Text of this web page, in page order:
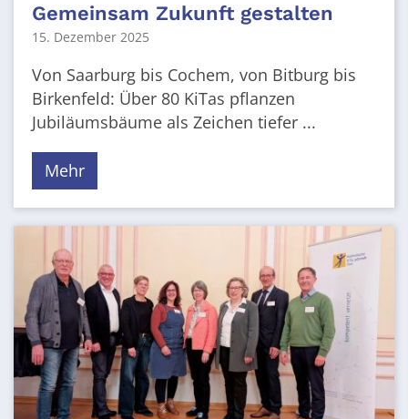
Gemeinsam Zukunft gestalten
15. Dezember 2025
Von Saarburg bis Cochem, von Bitburg bis
Birkenfeld: Über 80 KiTas pflanzen
Jubiläumsbäume als Zeichen tiefer ...
Mehr